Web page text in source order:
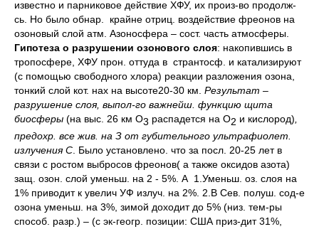
известно и парниковое действие ХФУ, их произ-во продолж-
сь. Но было обнар. крайне отриц. воздействие фреонов на
озоновый слой атм. Азоносфера – сост. часть атмосферы.
Гипотеза о разрушении озонового слоя: накопившись в
тропосфере, ХФУ прон. оттуда в странтосф. и катализируют
(с помощью свободного хлора) реакции разложения озона,
тонкий слой кот. нах на высоте20-30 км. Результат –
разрушение слоя, выпол-го важнейш. функцию щита
биосферы (на выс. 26 км О3 распадется на О2 и кислород),
предохр. все жив. на З от губительного ультрафиолет.
излучения С . Было установлено. что за посл. 20-25 лет в
связи с ростом выбросов фреонов( а также оксидов азота)
защ. озон. слой уменьш. на 2 - 5%. А 1.Уменьш. оз. слоя на
1% приводит к увелич УФ излуч. на 2%. 2.В Сев. полуш. сод-е
озона уменьш. на 3%, зимой доходит до 5% (низ. тем-ры
способ. разр.) – (с эк-геогр. позиции: США приз-дит 31%,